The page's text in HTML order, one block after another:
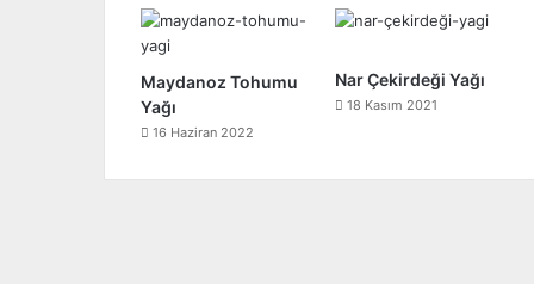
Maydanoz Tohumu
Yağı
16 Haziran 2022
Nar Çekirdeği Yağı
18 Kasım 2021